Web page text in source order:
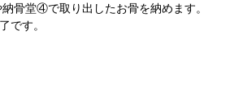
骨堂④で取り出したお骨を納めます。
です。